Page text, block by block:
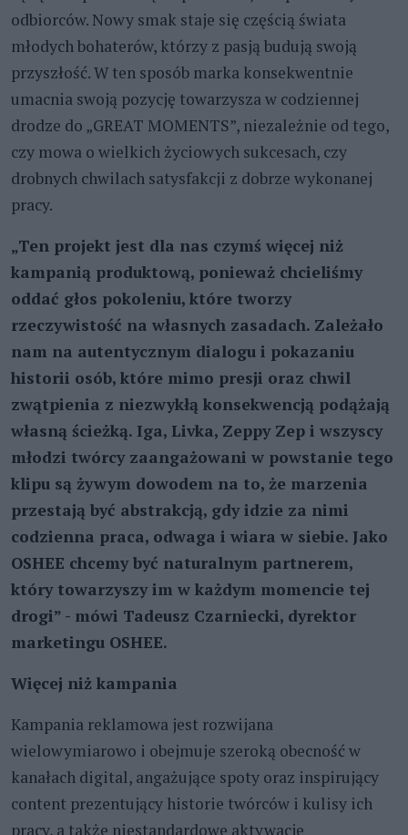
odbiorców. Nowy smak staje się częścią świata
młodych bohaterów, którzy z pasją budują swoją
przyszłość. W ten sposób marka konsekwentnie
umacnia swoją pozycję towarzysza w codziennej
drodze do „GREAT MOMENTS”, niezależnie od tego,
czy mowa o wielkich życiowych sukcesach, czy
drobnych chwilach satysfakcji z dobrze wykonanej
pracy.
„Ten projekt jest dla nas czymś więcej niż
kampanią produktową, ponieważ chcieliśmy
oddać głos pokoleniu, które tworzy
rzeczywistość na własnych zasadach. Zależało
nam na autentycznym dialogu i pokazaniu
historii osób, które mimo presji oraz chwil
zwątpienia z niezwykłą konsekwencją podążają
własną ścieżką. Iga, Livka, Zeppy Zep i wszyscy
młodzi twórcy zaangażowani w powstanie tego
klipu są żywym dowodem na to, że marzenia
przestają być abstrakcją, gdy idzie za nimi
codzienna praca, odwaga i wiara w siebie. Jako
OSHEE chcemy być naturalnym partnerem,
który towarzyszy im w każdym momencie tej
drogi” - mówi Tadeusz Czarniecki, dyrektor
marketingu OSHEE.
Więcej niż kampania
Kampania reklamowa jest rozwijana
wielowymiarowo i obejmuje szeroką obecność w
kanałach digital, angażujące spoty oraz inspirujący
content prezentujący historie twórców i kulisy ich
pracy, a także niestandardowe aktywacje